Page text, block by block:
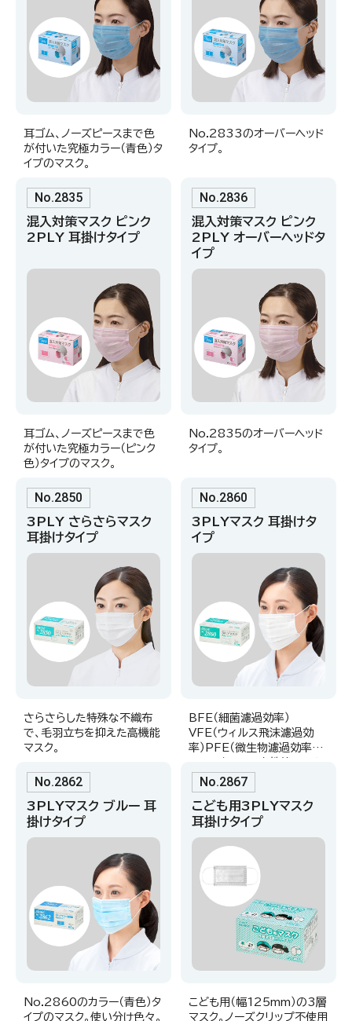
耳ゴム、ノーズピースまで色
が付いた究極カラー（青色）タ
イプのマスク。
No.2833のオーバーヘッド
タイプ。
No.2835
混入対策マスク ピンク
2PLY 耳掛けタイプ
耳ゴム、ノーズピースまで色
が付いた究極カラー（ピンク
色）タイプのマスク。
No.2836
混入対策マスク ピンク
2PLY オーバーヘッドタ
イプ
No.2835のオーバーヘッド
タイプ。
No.2850
3PLY さらさらマスク
耳掛けタイプ
さらさらした特殊な不織布
で、毛羽立ちを抑えた高機能
マスク。
No.2860
3PLYマスク 耳掛けタ
イプ
BFE（細菌濾過効率）
VFE（ウィルス飛沫濾過効
率）PFE（微生物濾過効率）
ターを装備。
No.2862
3PLYマスク ブルー 耳
掛けタイプ
No.2860のカラー（青色）タ
イプのマスク。使い分け色々。
No.2867
こども用3PLYマスク
耳掛けタイプ
こども用（幅125mm）の3層
マスク。ノーズクリップ不使用